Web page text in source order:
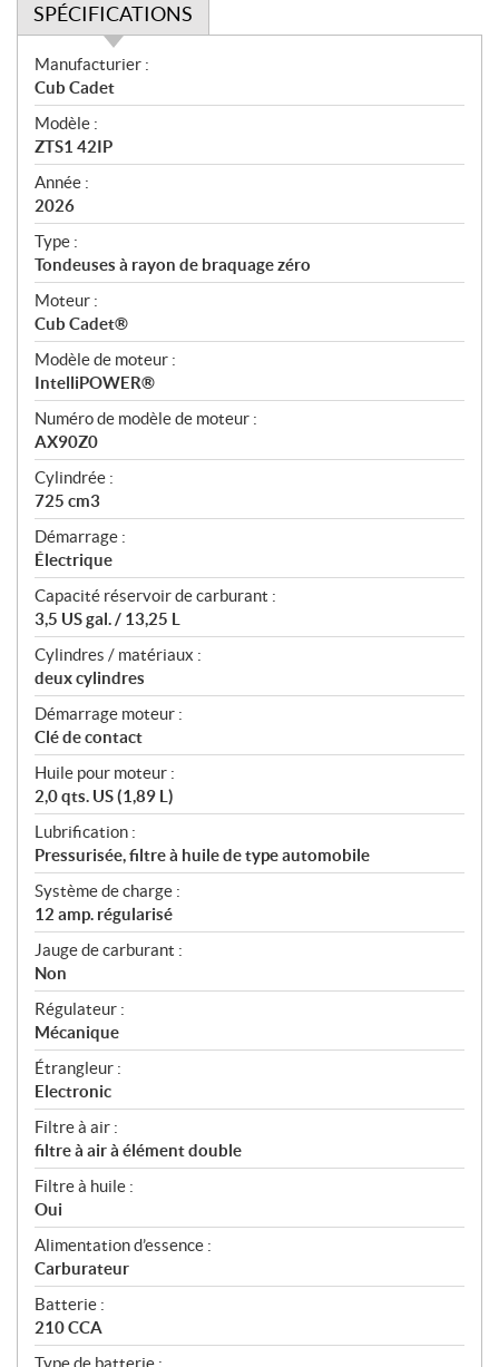
SPÉCIFICATIONS
S
p
é
c
i
f
i
c
a
t
i
o
n
s
Manufacturier :
Cub Cadet
Modèle :
ZTS1 42IP
Année :
2026
Type :
Tondeuses à rayon de braquage zéro
Moteur :
Cub Cadet®
Modèle de moteur :
IntelliPOWER®
Numéro de modèle de moteur :
AX90Z0
Cylindrée :
725 cm3
Démarrage :
Électrique
Capacité réservoir de carburant :
3,5 US gal. / 13,25 L
Cylindres / matériaux :
deux cylindres
Démarrage moteur :
Clé de contact
Huile pour moteur :
2,0 qts. US (1,89 L)
Lubrification :
Pressurisée, filtre à huile de type automobile
Système de charge :
12 amp. régularisé
Jauge de carburant :
Non
Régulateur :
Mécanique
Étrangleur :
Electronic
Filtre à air :
filtre à air à élément double
Filtre à huile :
Oui
Alimentation d’essence :
Carburateur
Batterie :
210 CCA
Type de batterie :